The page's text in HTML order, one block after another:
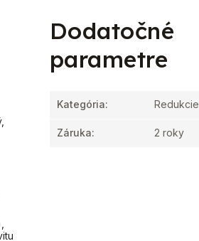
Dodatočné
parametre
Kategória: Redukcie
Záruka: 2 roky